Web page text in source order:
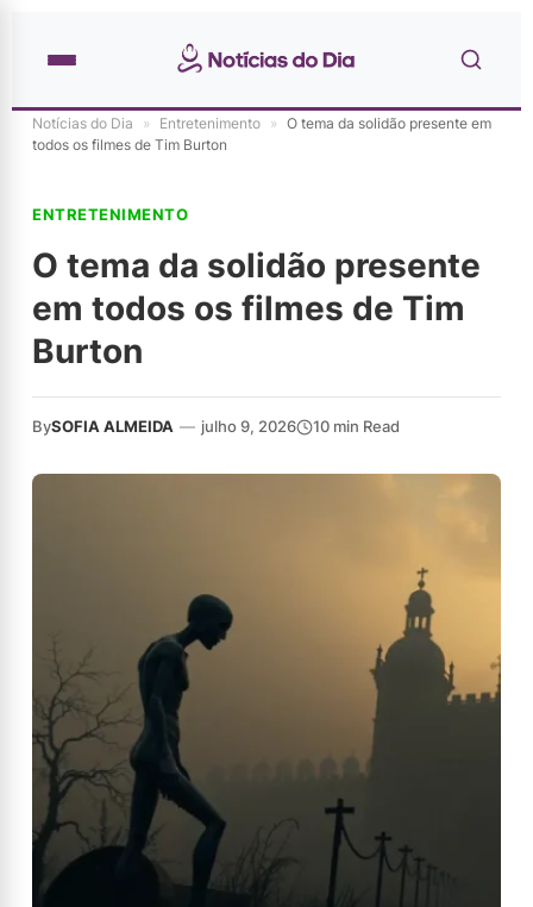
Notícias do Dia » Entretenimento » O tema da solidão presente em
todos os filmes de Tim Burton
ENTRETENIMENTO
O tema da solidão presente
em todos os filmes de Tim
Burton
BySOFIA ALMEIDA — julho 9, 2026 10 min Read